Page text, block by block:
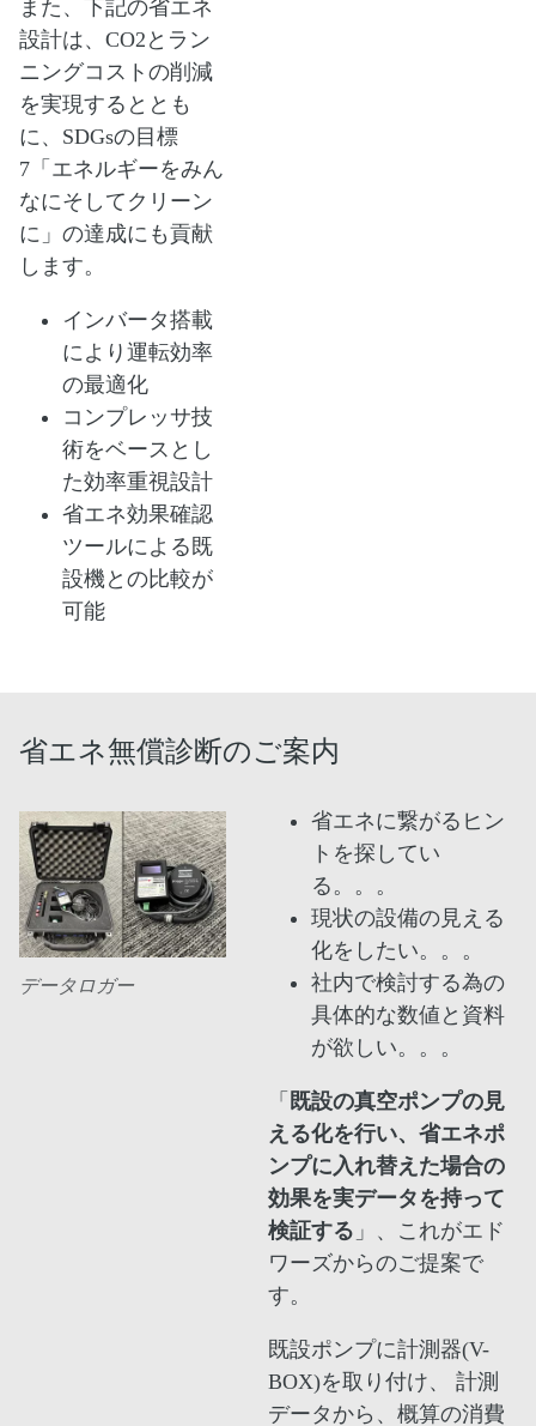
また、下記の省エネ
設計は、CO2とラン
ニングコストの削減
を実現するととも
に、SDGsの目標
7「エネルギーをみん
なにそしてクリーン
に」の達成にも貢献
します。
インバータ搭載
により運転効率
の最適化
コンプレッサ技
術をベースとし
た効率重視設計
省エネ効果確認
ツールによる既
設機との比較が
可能
省エネ無償診断のご案内
データロガー
省エネに繋がるヒン
トを探してい
る。。。
現状の設備の見える
化をしたい。。。
社内で検討する為の
具体的な数値と資料
が欲しい。。。
「 既設の真空ポンプの見
える化を行い、省エネポ
ンプに入れ替えた場合の
効果を実データを持って
検証する 」、これがエド
ワーズからのご提案で
す。
既設ポンプに計測器(V-
BOX)を取り付け、 計測
データから、概算の消費